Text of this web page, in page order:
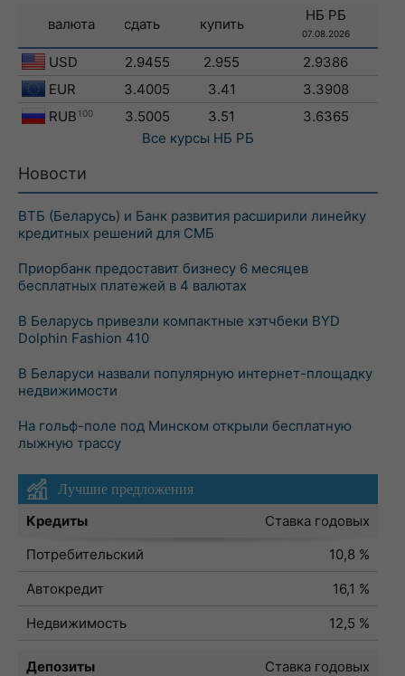
валюта сдать купить
НБ РБ
07.08.2026
USD 2.9455 2.955
2.9386
EUR
3.4005 3.41
3.3908
RUB 100 3.5005 3.51
3.6365
Все курсы НБ РБ
Новости
ВТБ (Беларусь) и Банк развития расширили линейку
кредитных решений для СМБ
Приорбанк предоставит бизнесу 6 месяцев
бесплатных платежей в 4 валютах
В Беларусь привезли компактные хэтчбеки BYD
Dolphin Fashion 410
В Беларуси назвали популярную интернет-площадку
недвижимости
На гольф-поле под Минском открыли бесплатную
лыжную трассу
Лучшие предложения
Кредиты
Ставка годовых
Потребительский
10,8 %
Автокредит
16,1 %
Недвижимость
12,5 %
Депозиты
Ставка годовых